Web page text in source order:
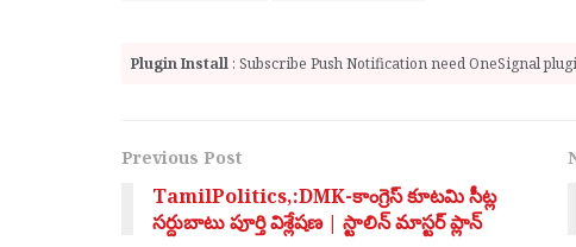
Plugin Install : Subscribe Push Notification need OneSignal
Previous Post
TamilPolitics,:DMK-కాంగ్రెస్ కూటమి సీట్ల
సర్దుబాటు పూర్తి విశ్లేషణ | స్టాలిన్ మాస్టర్ ప్లాన్